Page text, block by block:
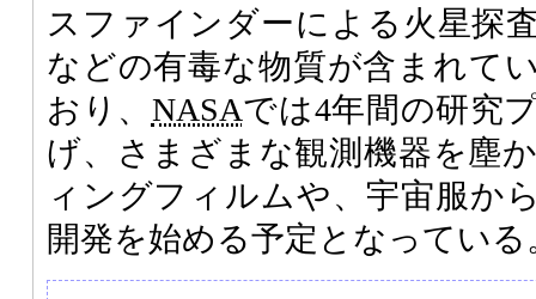
スファインダーによる火星探
などの有毒な物質が含まれて
おり、 NASAでは4年間の研究
げ、さまざまな観測機器を塵
ィングフィルムや、宇宙服か
開発を始める予定となっている